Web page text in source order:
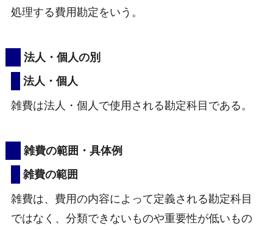
処理する費用勘定をいう。
法人・個人の別
法人・個人
雑費は法人・個人で使用される勘定科目である。
雑費の範囲・具体例
雑費の範囲
雑費は、費用の内容によって定義される勘定科目
ではなく、分類できないものや重要性が低いもの